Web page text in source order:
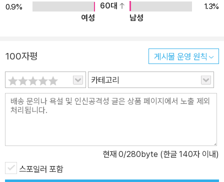
환이 시간 여행을 통해 2019년 부산에 도착하면서 시작된다. 모든 것
이 잿빛으로 변한 디스토피아의 부산이 아닌, 모든 생명이 싱그럽게
부모를 만나게 된다. 우환은 쓰나미로 폐허가 된 세상에서 구제역으
로 멸종된 돼지 대신 인공 가공육으로 만든 가짜 곰탕이 아닌, 진짜 곰
탕을 만드는 방법을 배우기 위해 왔다. 과거의 부산에는 진짜 아롱사
태도 있고, 뽕카를 타고 달리는 불량 여고생도 있고, 무엇보다 아직 망
하지 않은 세상이 있다. 하지만 정체를 알 수 없는 살인자와 위험천만
수 있다! 죽음이 그다지 두렵지 않아 목숨을 건 시간 여행을 떠난 우환
은 딜레마에 빠진다. 낯선 과거의 부산은 어색하지만, 익숙한 미래의
부산은 갖은 노력을 해도 늘 불행한 세상이다. 삶을 바꿀 수 있는 중대
0.9%
60대
1.3%
여성
남성
100자평 게시물 운영 원칙
카테고리
현재 0/280byte (한글 140자 이내)
스포일러 포함